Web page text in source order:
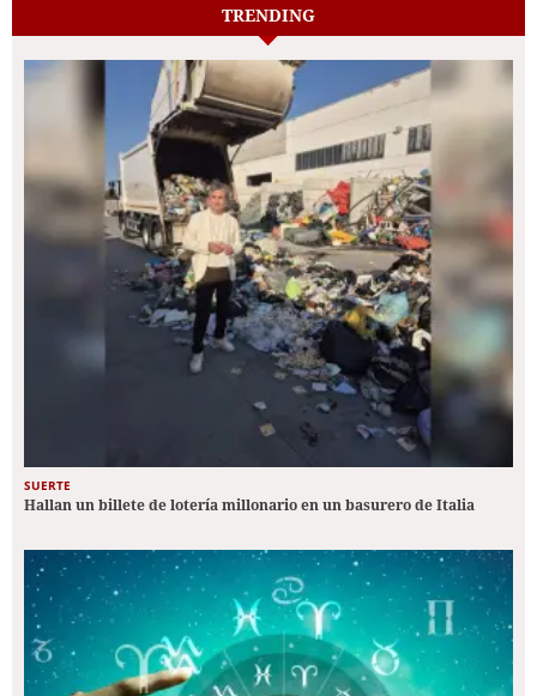
TRENDING
SUERTE
Hallan un billete de lotería millonario en un basurero de Italia